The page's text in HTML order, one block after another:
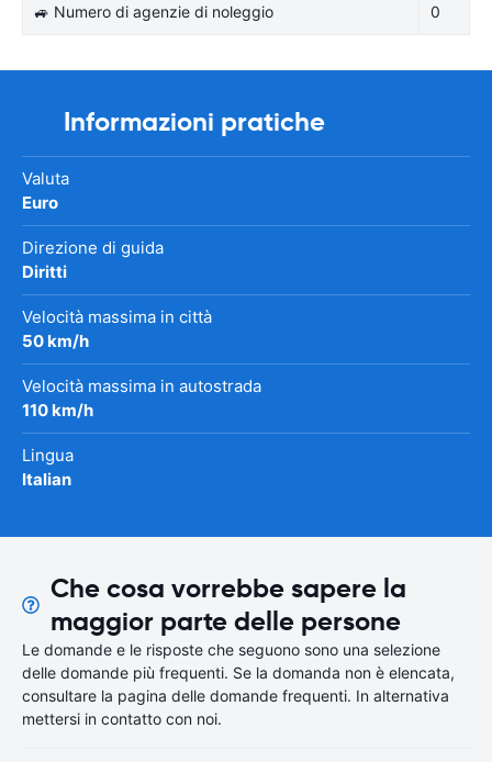
🚙 Numero di agenzie di noleggio 0
Informazioni pratiche
Valuta
Euro
Direzione di guida
Diritti
Velocità massima in città
50 km/h
Velocità massima in autostrada
110 km/h
Lingua
Italian
Che cosa vorrebbe sapere la
maggior parte delle persone
Le domande e le risposte che seguono sono una selezione
delle domande più frequenti. Se la domanda non è elencata,
consultare la pagina delle domande frequenti. In alternativa
mettersi in contatto con noi.